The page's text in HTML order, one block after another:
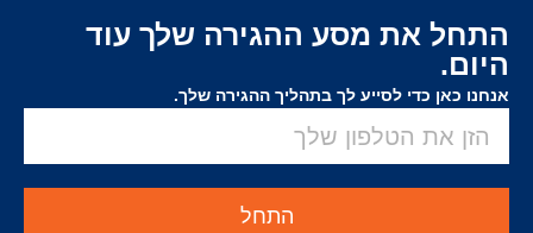
התחל את מסע ההגירה שלך עוד
היום.
אנחנו כאן כדי לסייע לך בתהליך ההגירה שלך.
התחל